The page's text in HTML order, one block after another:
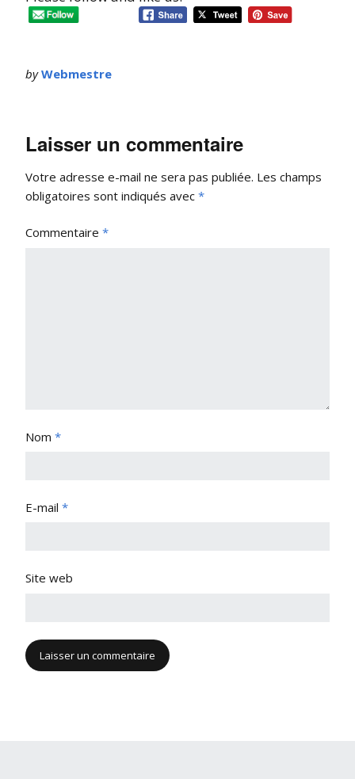
byWebmestre
Laisser un commentaire
Votre adresse e-mail ne sera pas publiée. Les champs
obligatoires sont indiqués avec *
Commentaire *
Nom *
E-mail *
Site web